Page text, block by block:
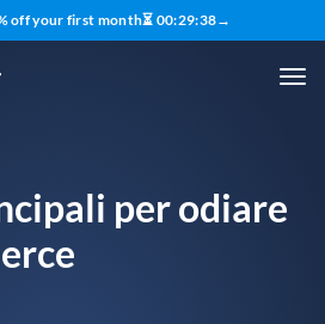
off your first month⏳ 00:29:37→
per odiare